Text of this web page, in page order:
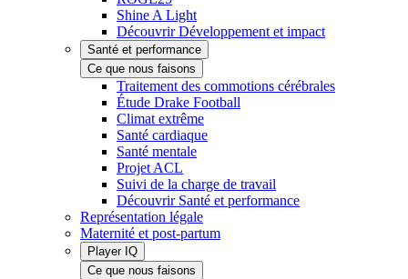
Shine A Light
Découvrir Développement et impact
Santé et performance
Ce que nous faisons
Traitement des commotions cérébrales
Étude Drake Football
Climat extrême
Santé cardiaque
Santé mentale
Projet ACL
Suivi de la charge de travail
Découvrir Santé et performance
Représentation légale
Maternité et post-partum
Player IQ
Ce que nous faisons